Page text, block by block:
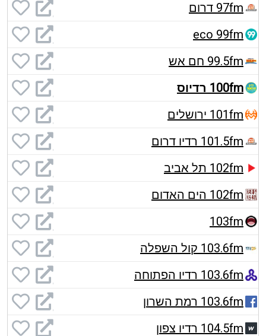
97fm דרום
eco 99fm
99.5fm חם אש
100fm רדיוס
101fm ירושלים
101.5fm רדיו דרום
102fm תל אביב
102fm הים האדום
103fm
103.6fm קול השפלה
103.6fm רדיו הפתוחה
103.6fm רמת השרון
104.5fm רדיו צפון